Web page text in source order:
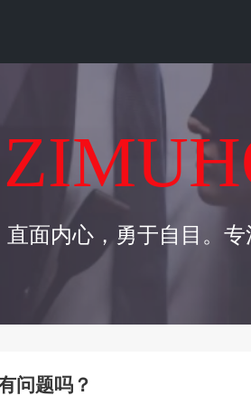
直面内心，勇于自目。专
问题吗？